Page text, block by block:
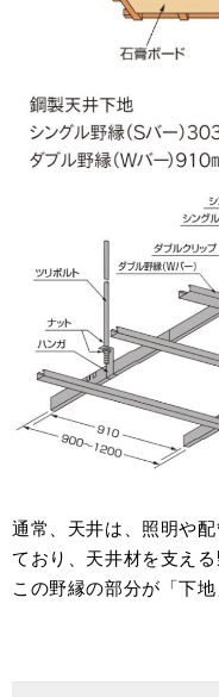
通常、天井は、照明や
ており、天井材を支え
この野縁の部分が「下